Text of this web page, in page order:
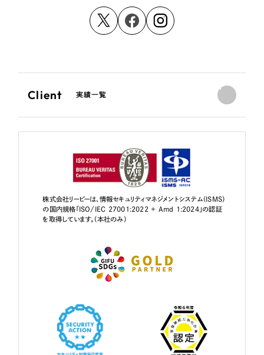
Client 実績一覧
株式会社リーピーは、情報セキュリティマネジメントシステム（ISMS）
の国内規格「ISO/IEC 27001:2022 + Amd 1:2024」の認証
を取得しています。（本社のみ）